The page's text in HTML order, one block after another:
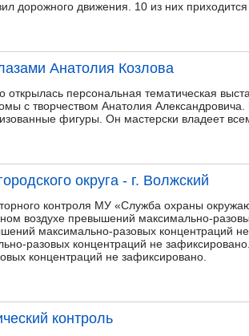
дорожного движения. 10 из них приходится
Анатолия Козлова
открылась персональная тематическая
с творчеством Анатолия Александровича.
фигуры. Он мастерски владеет
округа - г. Волжский
контроля МУ «Служба охраны
воздухе превышений максимально-
максимально-разовых концентраций
разовых концентраций не
концентраций не зафиксировано.
контроль